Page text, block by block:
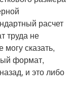
расчет
труда не
сказать,
формат,
и это либо